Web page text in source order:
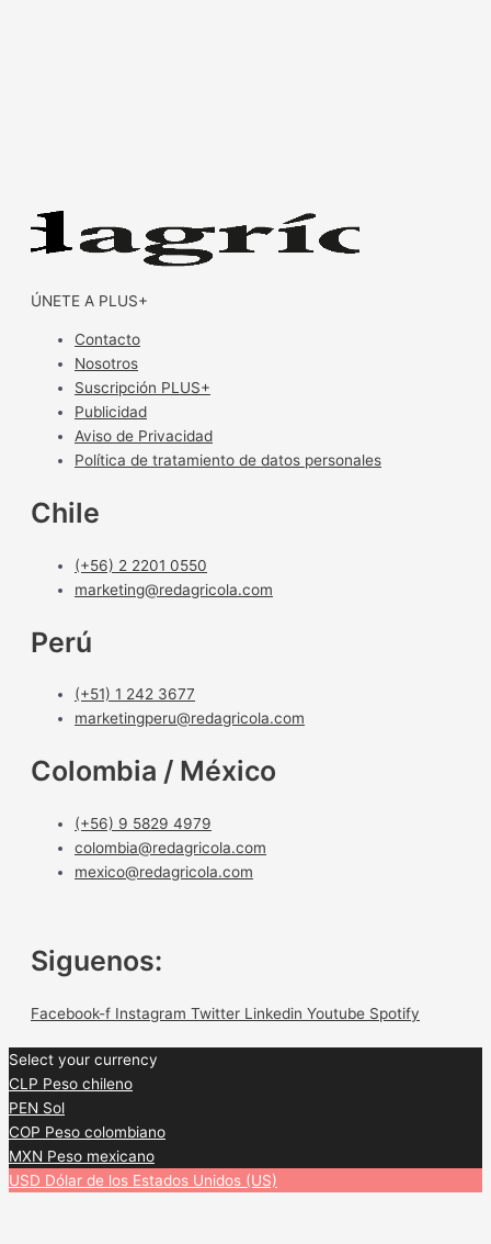
ÚNETE A PLUS+
Contacto
Nosotros
Suscripción PLUS+
Publicidad
Aviso de Privacidad
Política de tratamiento de datos personales
Chile
(+56) 2 2201 0550
marketing@redagricola.com
Perú
(+51) 1 242 3677
marketingperu@redagricola.com
Colombia / México
(+56) 9 5829 4979
colombia@redagricola.com
mexico@redagricola.com
Siguenos:
Facebook-f Instagram Twitter Linkedin Youtube Spotify
Select your currency
CLP Peso chileno
PEN Sol
COP Peso colombiano
MXN Peso mexicano
USD Dólar de los Estados Unidos (US)